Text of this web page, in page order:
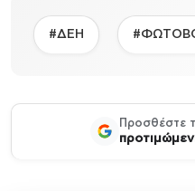
#ΔΕΗ
Προσθέστε